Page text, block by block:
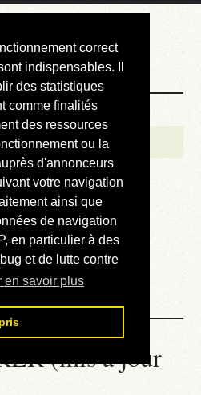
correct
indispensables. Il
des statistiques
comme finalités
des ressources
ou la
d'annonceurs
votre navigation
ainsi que
de navigation
en particulier à des
et de lutte contre
en savoir plus
»
(mis à jour